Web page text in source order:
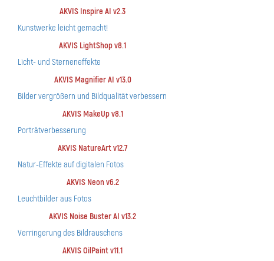
AKVIS Inspire AI v2.3
Kunstwerke leicht gemacht!
AKVIS LightShop v8.1
Licht- und Sterneneffekte
AKVIS Magnifier AI v13.0
Bilder vergrößern und Bildqualität verbessern
AKVIS MakeUp v8.1
Porträtverbesserung
AKVIS NatureArt v12.7
Natur-Effekte auf digitalen Fotos
AKVIS Neon v6.2
Leuchtbilder aus Fotos
AKVIS Noise Buster AI v13.2
Verringerung des Bildrauschens
AKVIS OilPaint v11.1